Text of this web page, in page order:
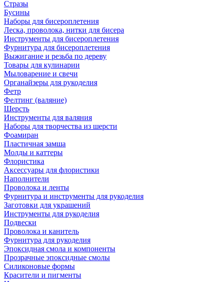
Стразы
Бусины
Наборы для бисероплетения
Леска, проволока, нитки для бисера
Инструменты для бисероплетения
Фурнитура для бисероплетения
Выжигание и резьба по дереву
Товары для кулинарии
Мыловарение и свечи
Органайзеры для рукоделия
Фетр
Фелтинг (валяние)
Шерсть
Инструменты для валяния
Наборы для творчества из шерсти
Фоамиран
Пластичная замша
Молды и каттеры
Флористика
Аксессуары для флористики
Наполнители
Проволока и ленты
Фурнитура и инструменты для рукоделия
Заготовки для украшений
Инструменты для рукоделия
Подвески
Проволока и канитель
Фурнитура для рукоделия
Эпоксидная смола и компоненты
Прозрачные эпоксидные смолы
Силиконовые формы
Красители и пигменты